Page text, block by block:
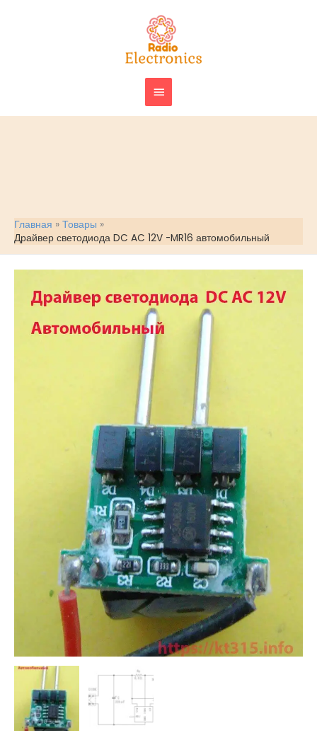
ГЛАВНОЕ
МЕНЮ
Главная
Товары
Драйвер светодиода DC AC 12V -MR16 автомобильный